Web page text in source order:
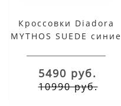
Кроссовки Diadora
MYTHOS SUEDE синие
5490 руб.
10990 руб.